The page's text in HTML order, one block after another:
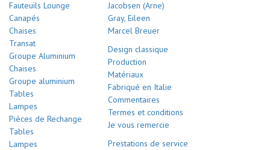
Fauteuils Lounge
Canapés
Chaises
Transat
Groupe Aluminium
Chaises
Groupe aluminium
Tables
Lampes
Pièces de Rechange
Tables
Lampes
Jacobsen (Arne)
Gray, Eileen
Marcel Breuer
Design classique
Production
Matériaux
Fabriqué en Italie
Commentaires
Termes et conditions
Je vous remercie
Prestations de service